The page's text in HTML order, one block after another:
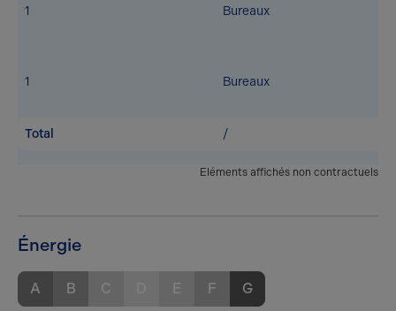
1 Bureaux
1 Bureaux
Total /
Eléments affichés non contractuels
Énergie
A B C E F G